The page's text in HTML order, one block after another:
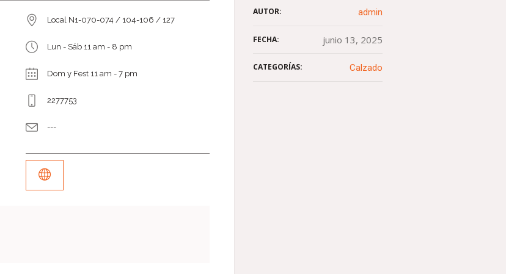
Local N1-070-074 / 104-106 / 127
Lun - Sáb 11 am - 8 pm
Dom y Fest 11 am - 7 pm
2277753
---
AUTOR: admin
FECHA: junio 13, 2025
CATEGORÍAS: Calzado